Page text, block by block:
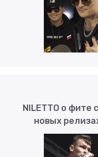
NILETTO о фите
новых